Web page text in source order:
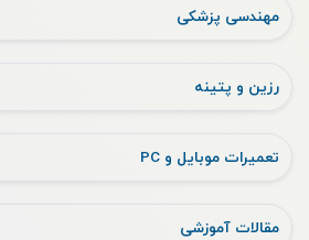
مهندسی پزشکی
رزین و پتینه
تعمیرات موبایل و PC
مقالات آموزشی